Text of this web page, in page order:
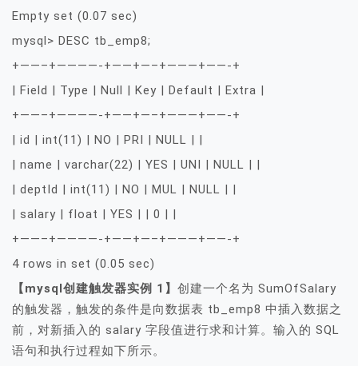
Empty set (0.07 sec)
mysql> DESC tb_emp8;
+——–+————-+——+—–+———+——-+
| Field | Type | Null | Key | Default | Extra |
+——–+————-+——+—–+———+——-+
| id | int(11) | NO | PRI | NULL | |
| name | varchar(22) | YES | UNI | NULL | |
| deptId | int(11) | NO | MUL | NULL | |
| salary | float | YES | | 0 | |
+——–+————-+——+—–+———+——-+
4 rows in set (0.05 sec)
【mysql创建触发器实例 1】 创建一个名为 SumOfSalary
的触发器，触发的条件是向数据表 tb_emp8 中插入数据之
前，对新插入的 salary 字段值进行求和计算。输入的 SQL
语句和执行过程如下所示。